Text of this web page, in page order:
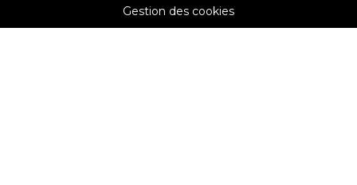
Gestion des cookies